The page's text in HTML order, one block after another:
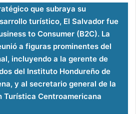
que subraya su
turístico, El Salvador fue
to Consumer (B2C). La
a figuras prominentes del
incluyendo a la gerente de
del Instituto Hondureño de
y al secretario general de la
Turística Centroamericana